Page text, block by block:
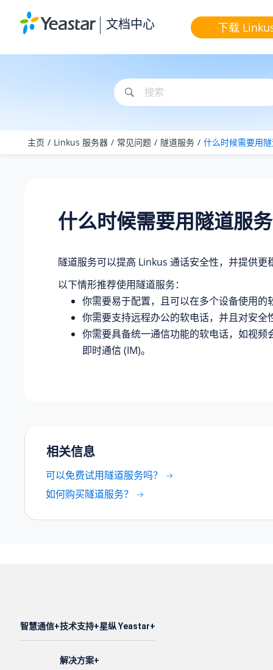
文档中心 下载
主页 Linkus 服务器 常见问题 隧道服务 什么时候需要用
什么时候需要用隧道服
隧道服务可以提高 Linkus 通话安全性，并提供更
以下情形推荐使用隧道服务：
你需要易于配置，且可以在多个设备使用的
你需要支持远程办公的软电话，并且对安全
你需要具备统一通信功能的软电话，如视频
即时通信 (IM)。
相关信息
可以免费试用隧道服务吗？
如何购买隧道服务？
智慧通信 技术支持
解决方案
星纵 Yeastar